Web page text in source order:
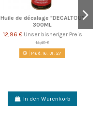
Huile de décalage "DECALTOU"
300ML
12,96 € Unser bisheriger Preis
14,40 €
146d. 16:31 :26
In den Warenkorb